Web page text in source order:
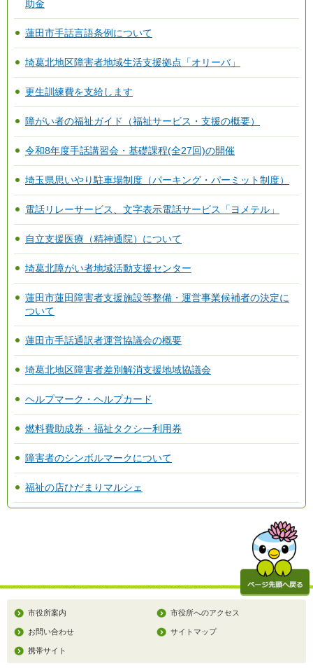
助金
蓮田市手話言語条例について
埼葛北地区障害者地域生活支援拠点「オリーバ」
更生訓練費を支給します
障がい者の福祉ガイド（福祉サービス・支援の概要）
令和8年度手話講習会・基礎課程(全27回)の開催
埼玉県思いやり駐車場制度（パーキング・パーミット制度）
電話リレーサービス、文字表示電話サービス「ヨメテル」
自立支援医療（精神通院）について
埼葛北障がい者地域活動支援センター
蓮田市蓮田障害者支援施設等整備・運営事業候補者の決定に
ついて
蓮田市手話通訳者運営協議会の概要
埼葛北地区障害者差別解消支援地域協議会
ヘルプマーク・ヘルプカード
燃料費助成券・福祉タクシー利用券
障害者のシンボルマークについて
福祉の店ひだまりマルシェ
市役所案内 市役所へのアクセス
お問い合わせ サイトマップ
携帯サイト